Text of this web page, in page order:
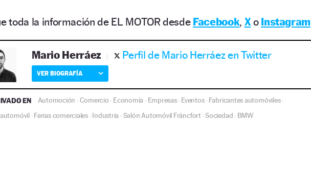
toda la información de EL MOTOR desde Facebook, Xo Instagram
Mario Herráez Perfil de Mario Herráez en Twitter
VER BIOGRAFÍA
EN Automoción ·Comercio · Economía · Empresas· Eventos· Fabricantes automóviles·
automóvil ·Ferias comerciales ·Industria ·Salón Automóvil Fráncfort·Sociedad · BMW